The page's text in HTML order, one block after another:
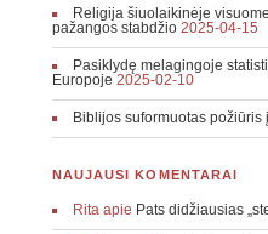
Religija šiuolaikinėje
pažangos stabdžio 2025-04-15
Pasiklydę melagingoje
Europoje 2025-02-10
Biblijos suformuotas požiūris
NAUJAUSI KOMENTARAI
Ritaapie Pats didžiausias